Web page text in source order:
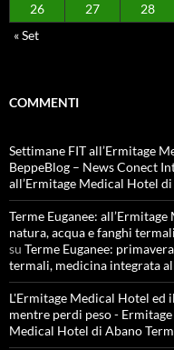
26
27 28
« Set
COMMENTI
Settimane FIT all’Ermitage
BeppeBlog – News Conect
all’Ermitage Medical Hotel
Terme Euganee:
natura, acqua e fanghi
su Terme Euganee:
termali, medicina integrata
L'Ermitage Medical Hotel ed
mentre perdi peso -
Medical Hotel di Abano